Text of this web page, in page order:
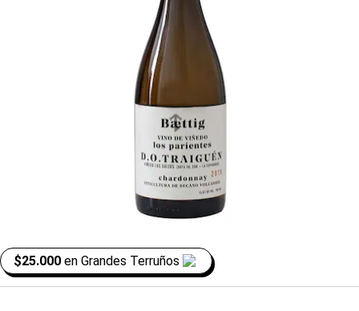
$25.000 en Grandes Terruños